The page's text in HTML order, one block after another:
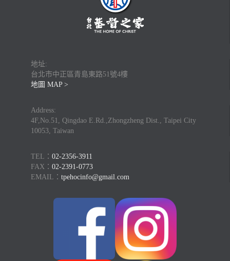
地址:
台北市中正區青島東路51號4樓
地圖 MAP >
Address:
4F,No.51, Qingdao E.Rd.,Zhongzheng Dist., Taipei City
10053, Taiwan
TEL： 02-2356-3911
FAX： 02-2391-0773
EMAIL： tpehocinfo@gmail.com